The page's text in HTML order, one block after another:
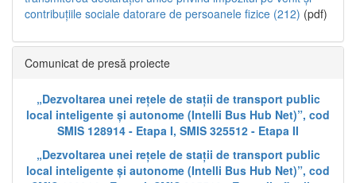
contribuțiile sociale datorare de persoanele fizice (212) (pdf)
Comunicat de presă proiecte
„Dezvoltarea unei rețele de stații de transport public
local inteligente și autonome (Intelli Bus Hub Net)”, cod
SMIS 128914 - Etapa I, SMIS 325512 - Etapa II
„Dezvoltarea unei rețele de stații de transport public
local inteligente și autonome (Intelli Bus Hub Net)”, cod